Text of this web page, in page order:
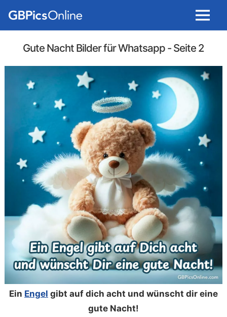
Menu
Gute Nacht Bilder für Whatsapp - Seite 2
Ein Engel gibt auf dich acht und wünscht dir eine
gute Nacht!